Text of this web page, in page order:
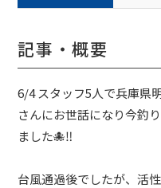
記事・概要
6/4 スタッフ5人で兵庫県
さんにお世話になり今釣
ました🐙‼️
台風通過後でしたが、活